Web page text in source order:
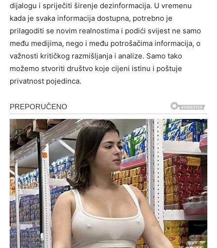
dijalogu i spriječiti širenje dezinformacija. U vremenu
kada je svaka informacija dostupna, potrebno je
prilagoditi se novim realnostima i podići svijest ne samo
među medijima, nego i među potrošačima informacija, o
važnosti kritičkog razmišljanja i analize. Samo tako
možemo stvoriti društvo koje cijeni istinu i poštuje
privatnost pojedinca.